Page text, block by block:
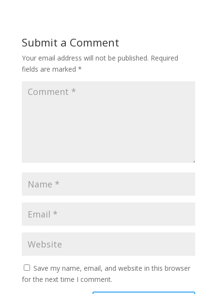
Submit a Comment
Your email address will not be published. Required
fields are marked *
Save my name, email, and website in this browser
for the next time I comment.